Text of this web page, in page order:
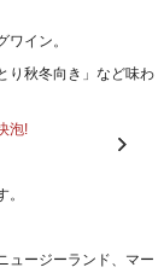
イン。
り秋冬向き」など味わ
泡!
ュージーランド、マー